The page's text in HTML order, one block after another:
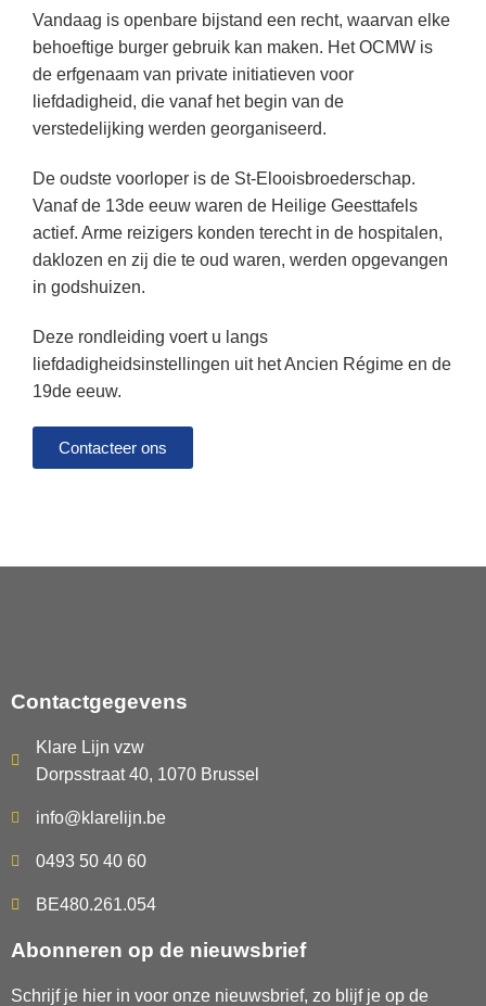
Vandaag is openbare bijstand een recht, waarvan elke
behoeftige burger gebruik kan maken. Het OCMW is
de erfgenaam van private initiatieven voor
liefdadigheid, die vanaf het begin van de
verstedelijking werden georganiseerd.
De oudste voorloper is de St-Elooisbroederschap.
Vanaf de 13de eeuw waren de Heilige Geesttafels
actief. Arme reizigers konden terecht in de hospitalen,
daklozen en zij die te oud waren, werden opgevangen
in godshuizen.
Deze rondleiding voert u langs
liefdadigheidsinstellingen uit het Ancien Régime en de
19de eeuw.
Contacteer ons
Contactgegevens
Klare Lijn vzw
Dorpsstraat 40, 1070 Brussel
info@klarelijn.be
0493 50 40 60
BE480.261.054
Abonneren op de nieuwsbrief
Schrijf je hier in voor onze nieuwsbrief, zo blijf je op de